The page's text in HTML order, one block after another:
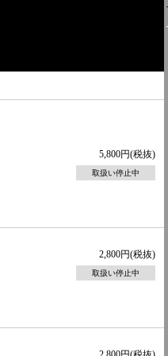
5,800円(税抜)
取扱い停止中
2,800円(税抜)
取扱い停止中